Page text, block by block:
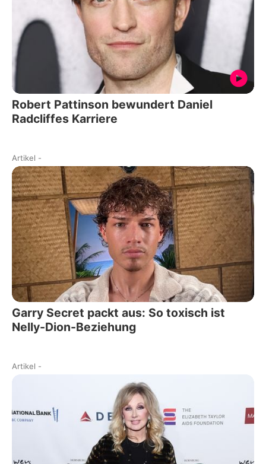
Robert Pattinson bewundert Daniel
Radcliffes Karriere
Artikel -
Garry Secret packt aus: So toxisch ist
Nelly-Dion-Beziehung
Artikel -